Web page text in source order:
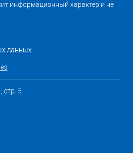
информационный характер и не
данных
стр. 5